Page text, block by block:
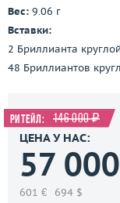
Вес: 9.06 г
Вставки:
2 Бриллианта
48 Бриллиантов
Ритейл: 146 000 ₽
ЦЕНА У НАС:
57
601 € 694 $